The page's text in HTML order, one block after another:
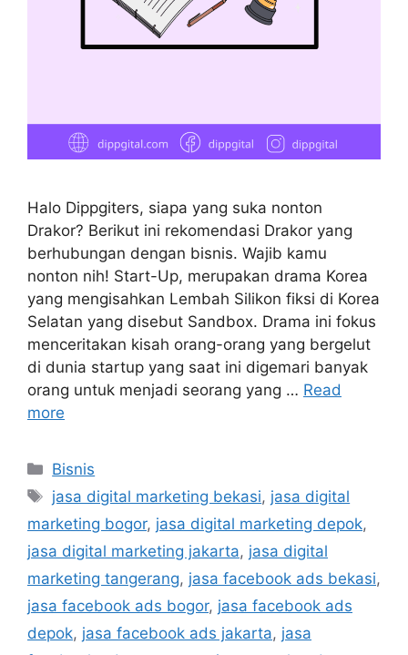
Halo Dippgiters, siapa yang suka nonton
Drakor? Berikut ini rekomendasi Drakor yang
berhubungan dengan bisnis. Wajib kamu
nonton nih! Start-Up, merupakan drama Korea
yang mengisahkan Lembah Silikon fiksi di Korea
Selatan yang disebut Sandbox. Drama ini fokus
menceritakan kisah orang-orang yang bergelut
di dunia startup yang saat ini digemari banyak
orang untuk menjadi seorang yang … Read
more
Bisnis
jasa digital marketing bekasi, jasa digital
marketing bogor, jasa digital marketing depok,
jasa digital marketing jakarta, jasa digital
marketing tangerang, jasa facebook ads bekasi,
jasa facebook ads bogor, jasa facebook ads
depok, jasa facebook ads jakarta, jasa